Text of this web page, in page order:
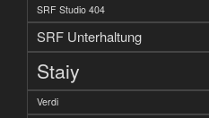
SRF Studio 404
SRF Unterhaltung
Staiy
Verdi